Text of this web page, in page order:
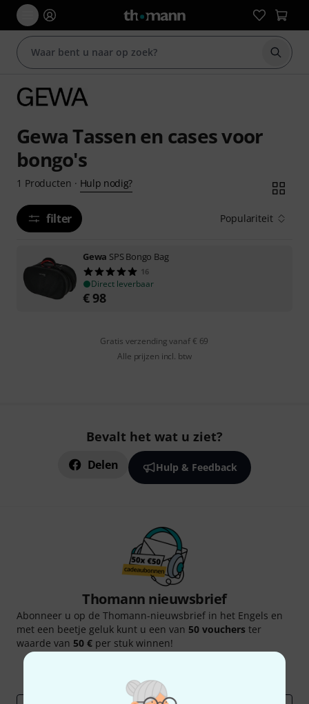
Zoek
Gewa Tassen en cases voor
bongo's
1 Producten · Hulp nodig?
filter Populariteit
Gewa SPS Bongo Bag
16
Direct leverbaar
€98
Gratis verzending vanaf € 69
Alle prijzen incl. btw
Bevalt het wat u ziet?
Delen Hulp & Feedback
Thomann nieuwsbrief
Abonneer u op de Thomann-nieuwsbrief in het Engels en
met een beetje geluk kunt u een van 50 vouchers ter
waarde van 50 € per stuk winnen!